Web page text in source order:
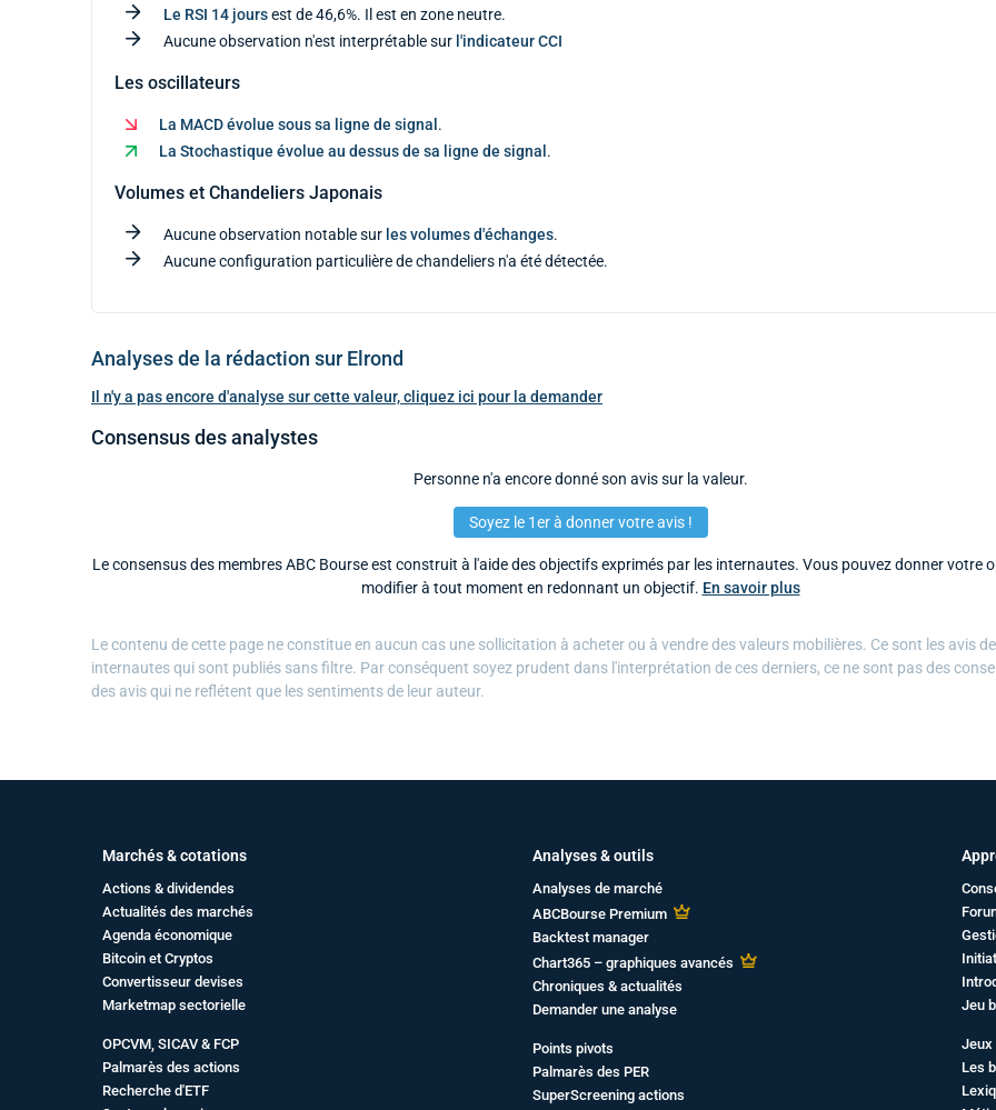
Le RSI 14 joursest de 46,6%. Il est en zone neutre.
Aucune observation n'est interprétable sur l'indicateur CCI
Les oscillateurs
La MACD évolue sous sa ligne de signal .
La Stochastique évolue au dessus de sa ligne de signal .
Volumes et Chandeliers Japonais
Aucune observation notable sur les volumes d'échanges.
Aucune configuration particulière de chandeliers n'a été détectée.
Analyses de la rédaction sur Elrond
Il n'y a pas encore d'analyse sur cette valeur, cliquez ici pour la demander
Consensus des analystes
Personne n'a encore donné son avis sur la valeur.
Soyez le 1er à donner votre avis !
Le consensus des membres ABC Bourse est construit à l'aide des objectifs exprimés par les internautes. Vous pouvez donner votre
modifier à tout moment en redonnant un objectif. En savoir plus
Le contenu de cette page ne constitue en aucun cas une sollicitation à acheter ou à vendre des valeurs mobilières. Ce sont les avis
internautes qui sont publiés sans filtre. Par conséquent soyez prudent dans l'interprétation de ces derniers, ce ne sont pas des
des avis qui ne reflétent que les sentiments de leur auteur.
Marchés & cotations
Actions & dividendes
Actualités des marchés
Agenda économique
Bitcoin et Cryptos
Convertisseur devises
Marketmap sectorielle
OPCVM, SICAV & FCP
Palmarès des actions
Recherche d'ETF
Analyses & outils
Analyses de marché
ABCBourse Premium
Backtest manager
Chart365 – graphiques avancés
Chroniques & actualités
Demander une analyse
Points pivots
Palmarès des PER
SuperScreening actions
Jeu
Jeux
Les